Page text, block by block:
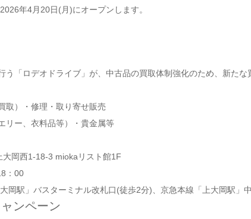
年4月20日(月)にオープンします。
う「ロデオドライブ」が、中古品の買取体制強化のため、新たな
取）・修理・取り寄せ販売
リー、衣料品等）・貴金属等
岡西1-18-3 miokaリスト館1F
：00
岡駅」バスターミナル改札口(徒歩2分)、京急本線「上大岡駅」
ンペーン